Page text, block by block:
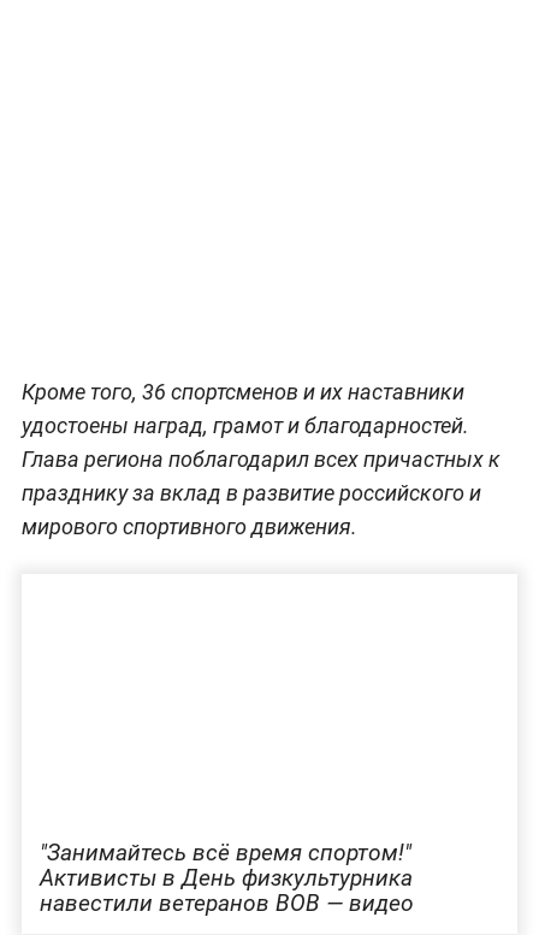
Кроме того, 36 спортсменов и их наставники
удостоены наград, грамот и благодарностей.
Глава региона поблагодарил всех причастных к
празднику за вклад в развитие российского и
мирового спортивного движения.
"Занимайтесь всё время спортом!"
Активисты в День физкультурника
навестили ветеранов ВОВ — видео